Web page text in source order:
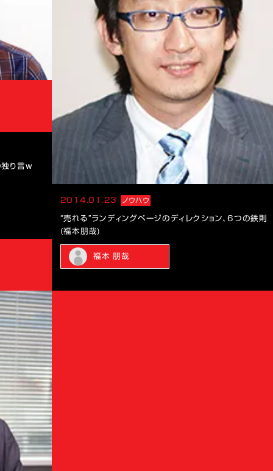
り言ｗ
2014.01.23 ノウハウ
“売れる”ランディングページのディレクション、6つの鉄則
(福本朋哉)
福本 朋哉